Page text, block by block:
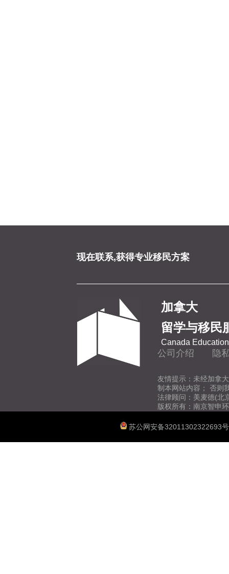
现在联系,获得专业移民方案
加拿大
留学与移民
Canada
公司介绍 隐
友情提示：未经加拿
制本网站内容； 否则
法律顾问：美麦德(北
版权所有：南京智申
苏公网安备32011302322693号